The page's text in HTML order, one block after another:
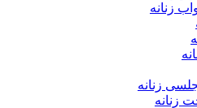
زنانه
زنانه
زنانه